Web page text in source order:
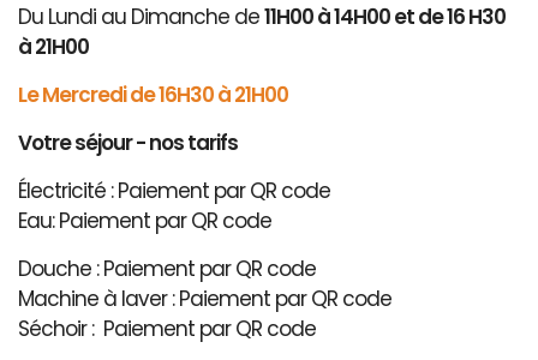
Du Lundi au Dimanche de11H00 à 14H00 et de 16 H30
à 21H00
Le Mercredi de 16H30 à 21H00
Votre séjour - nos tarifs
Électricité : Paiement par QR code
Eau: Paiement par QR code
Douche : Paiement par QR code
Machine à laver : Paiement par QR code
Séchoir : Paiement par QR code